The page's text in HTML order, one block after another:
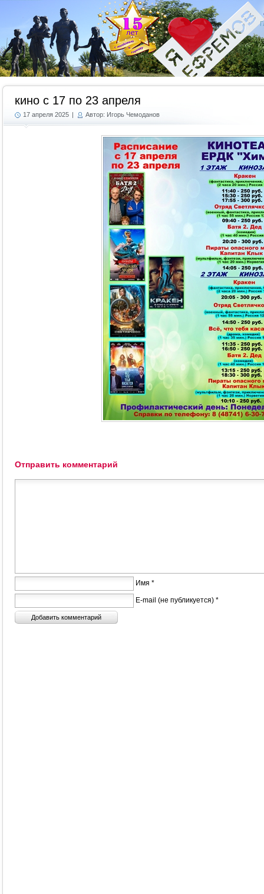
кино с 17 по 23 апреля
17 апреля 2025 | Автор: Игорь Чемоданов
Отправить комментарий
Имя *
E-mail (не публикуется) *